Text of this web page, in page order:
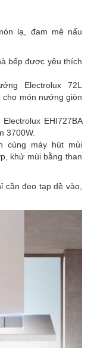
lạ, đam mê nấu
bếp được yêu thích
Electrolux 72L
món nướng giòn
Electrolux EHI727BA
3700W.
cùng máy hút mùi
khử mùi bằng than
cần đeo tạp dề vào,